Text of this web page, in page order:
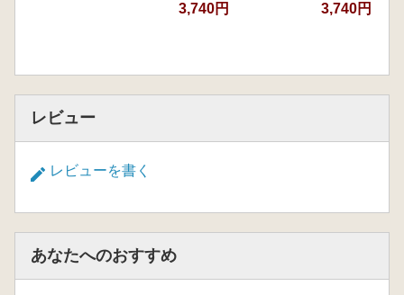
3,740円 3,740円
レビュー
レビューを書く
あなたへのおすすめ